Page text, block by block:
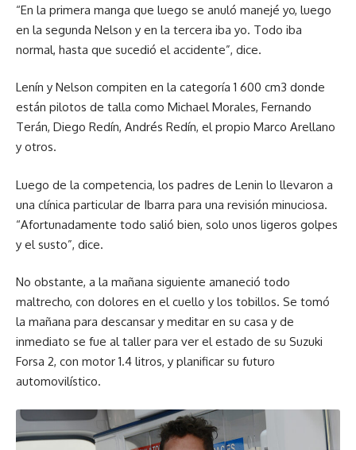
“En la primera manga que luego se anuló manejé yo, luego
en la segunda Nelson y en la tercera iba yo. Todo iba
normal, hasta que sucedió el accidente”, dice.
Lenín y Nelson compiten en la categoría 1 600 cm3 donde
están pilotos de talla como Michael Morales, Fernando
Terán, Diego Redín, Andrés Redín, el propio Marco Arellano
y otros.
Luego de la competencia, los padres de Lenin lo llevaron a
una clínica particular de Ibarra para una revisión minuciosa.
“Afortunadamente todo salió bien, solo unos ligeros golpes
y el susto”, dice.
No obstante, a la mañana siguiente amaneció todo
maltrecho, con dolores en el cuello y los tobillos. Se tomó
la mañana para descansar y meditar en su casa y de
inmediato se fue al taller para ver el estado de su Suzuki
Forsa 2, con motor 1.4 litros, y planificar su futuro
automovilístico.